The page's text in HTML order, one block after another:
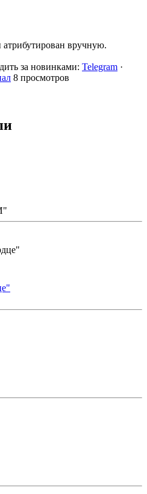
вручную.
за новинками: Telegram ·
8 просмотров